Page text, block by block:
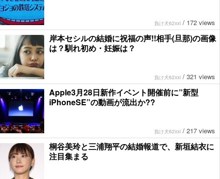
負け犬62xxi / 172 views
岸本セシルの結婚に祝福の声!!相手(旦那)の画像
は？馴れ初め・妊娠は？
負け犬62xxi / 321 views
Apple3月28日新作イベント開催前に”新型
iPhoneSE”の動画が流出か??
負け犬62xxi / 217 views
桐谷美玲と三浦翔平の結婚報道で、新垣結衣に
注目集まる